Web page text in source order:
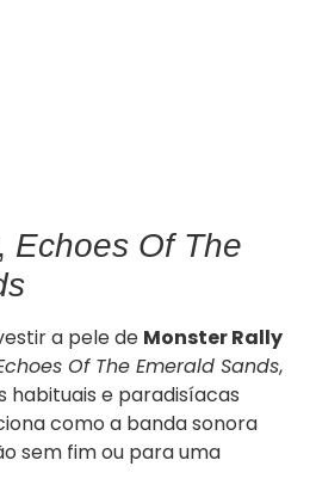
Echoes Of The
a pele de Monster Rally
Of The Emerald Sands,
habituais e paradisíacas
como a banda sonora
sem fim ou para uma